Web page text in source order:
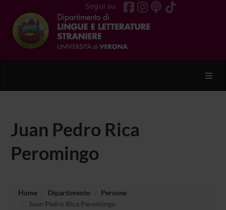
Segui su
Juan Pedro Rica
Peromingo
Home Dipartimento
Persone
Juan Pedro Rica Peromingo